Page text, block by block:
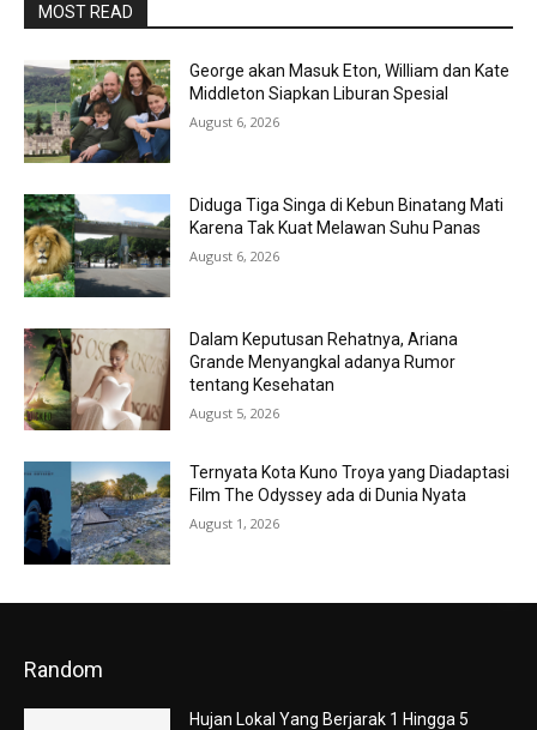
MOST READ
George akan Masuk Eton, William dan Kate
Middleton Siapkan Liburan Spesial
August 6, 2026
Diduga Tiga Singa di Kebun Binatang Mati
Karena Tak Kuat Melawan Suhu Panas
August 6, 2026
Dalam Keputusan Rehatnya, Ariana
Grande Menyangkal adanya Rumor
tentang Kesehatan
August 5, 2026
Ternyata Kota Kuno Troya yang Diadaptasi
Film The Odyssey ada di Dunia Nyata
August 1, 2026
Random
Hujan Lokal Yang Berjarak 1 Hingga 5